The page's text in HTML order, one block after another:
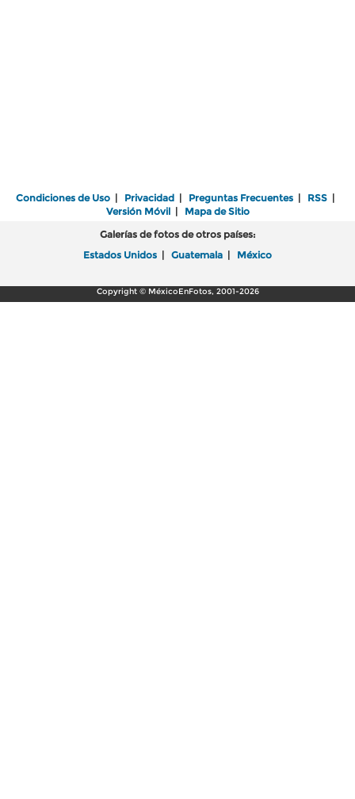
Condiciones de Uso | Privacidad | Preguntas Frecuentes | RSS |
Versión Móvil| Mapa de Sitio
Galerías de fotos de otros países:
Estados Unidos | Guatemala | México
Copyright © MéxicoEnFotos, 2001-2026